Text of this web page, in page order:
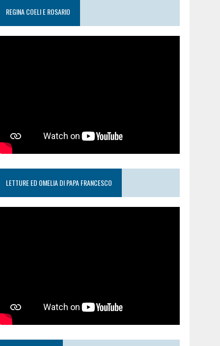
REGINA COELI E ROSARIO
LETTURE ED OMELIA DI PAPA FRANCESCO